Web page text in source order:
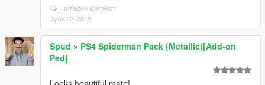
Погледни контекст
Јули 22, 2019
Spud » PS4 Spiderman Pack (Metallic)[Add-on
Ped]